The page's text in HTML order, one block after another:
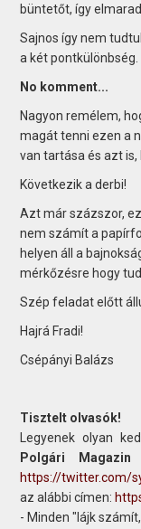
büntetőt, így
Sajnos így nem
a két pontkülönbség.
No komment...
Nagyon remélem,
magát tenni ezen a
van tartása és azt
Következik a derbi!
Azt már százszor,
nem számít a
helyen áll a
mérkőzésre hogy
Szép feladat előtt
Hajrá Fradi!
Csépányi Balázs
Tisztelt olvasók!
Legyenek olyan
Polgári Magazin
https://twitter.com/
az alábbi címen:
- Minden "lájk